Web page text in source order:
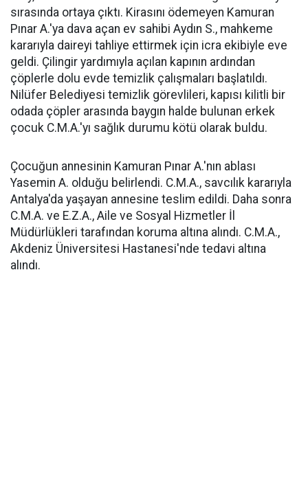
sırasında ortaya çıktı. Kirasını ödemeyen Kamuran
Pınar A.'ya dava açan ev sahibi Aydın S., mahkeme
kararıyla daireyi tahliye ettirmek için icra ekibiyle eve
geldi. Çilingir yardımıyla açılan kapının ardından
çöplerle dolu evde temizlik çalışmaları başlatıldı.
Nilüfer Belediyesi temizlik görevlileri, kapısı kilitli bir
odada çöpler arasında baygın halde bulunan erkek
çocuk C.M.A.'yı sağlık durumu kötü olarak buldu.
Çocuğun annesinin Kamuran Pınar A.'nın ablası
Yasemin A. olduğu belirlendi. C.M.A., savcılık kararıyla
Antalya'da yaşayan annesine teslim edildi. Daha sonra
C.M.A. ve E.Z.A., Aile ve Sosyal Hizmetler İl
Müdürlükleri tarafından koruma altına alındı. C.M.A.,
Akdeniz Üniversitesi Hastanesi'nde tedavi altına
alındı.